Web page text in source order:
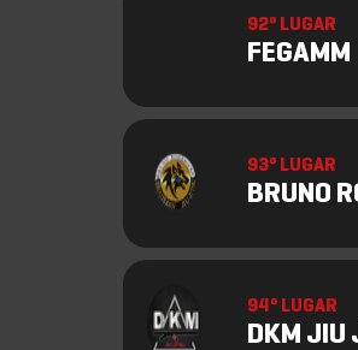
92º LUGAR
FEGAMM
93º LUGAR
BRUNO
94º LUGAR
DKM JIU